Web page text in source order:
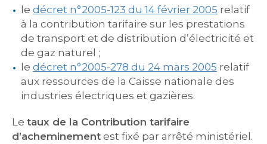
le décret n°2005-123 du 14 février 2005 relatif
à la contribution tarifaire sur les prestations
de transport et de distribution d’électricité et
de gaz naturel ;
le décret n°2005-278 du 24 mars 2005 relatif
aux ressources de la Caisse nationale des
industries électriques et gazières.
Le taux de la Contribution tarifaire
d’acheminement est fixé par arrêté ministériel.